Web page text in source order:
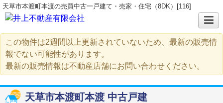
天草市本渡町本渡の売買中古一戸建て・売家・住宅（8DK）[116]
この物件は2週間以上更新されていないため、最新の販売情
報でない可能性があります。
最新の販売情報は不動産店舗にお問い合わせください。
天草市本渡町本渡 中古戸建